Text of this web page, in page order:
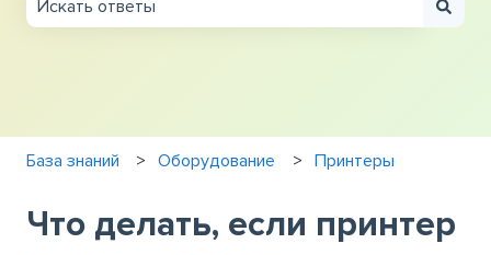
База знаний Оборудование Принтеры
Что делать, если принтер